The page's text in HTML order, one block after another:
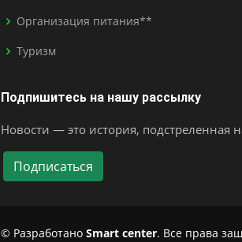
Организация питания**
Туризм
Подпишитесь на нашу рассылку
Новости — это история, подстреленная
© Разработано Smart center. Все права